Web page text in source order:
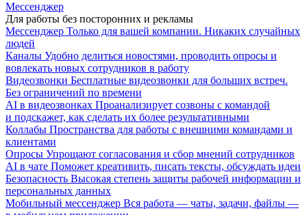
Мессенджер
Для работы без посторонних и рекламы
Мессенджер Только для вашей компании. Никаких случайных
людей
Каналы Удобно делиться новостями, проводить опросы и
вовлекать новых сотрудников в работу
Видеозвонки Бесплатные видеозвонки для больших встреч.
Без ограничений по времени
AI в видеозвонках Проанализирует созвоны с командой
и подскажет, как сделать их более результативными
Коллабы Пространства для работы с внешними командами и
клиентами
Опросы Упрощают согласования и сбор мнений сотрудников
AI в чате Поможет креативить, писать тексты, обсуждать идеи
Безопасность Высокая степень защиты рабочей информации и
персональных данных
Мобильный мессенджер Вся работа — чаты, задачи, файлы —